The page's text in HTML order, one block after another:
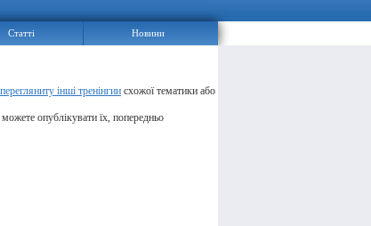
Статті Новини
перегляниту інші тренінгии схожої тематики або
опублікувати їх, попередньо